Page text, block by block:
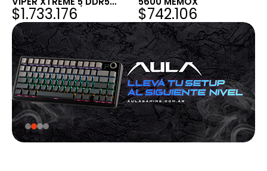
32GB 7000 MT/S CL32
BLK HS KIT (2X16GB)
$1.733.176 $742.106